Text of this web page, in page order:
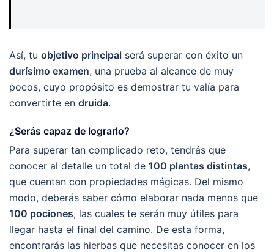
Así, tu objetivo principal será superar con éxito un
durísimo examen, una prueba al alcance de muy
pocos, cuyo propósito es demostrar tu valía para
convertirte en druida.
¿Serás capaz de lograrlo?
Para superar tan complicado reto, tendrás que
conocer al detalle un total de 100 plantas distintas,
que cuentan con propiedades mágicas. Del mismo
modo, deberás saber cómo elaborar nada menos que
100 pociones, las cuales te serán muy útiles para
llegar hasta el final del camino. De esta forma,
encontrarás las hierbas que necesitas conocer en los